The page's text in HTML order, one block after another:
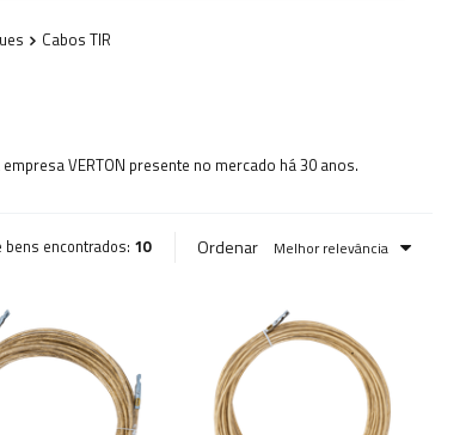
Cabos TIR
VERTON presente no mercado há 30 anos.
bens encontrados: 10 Ordenar Melhor relevância